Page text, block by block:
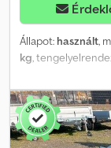
Állapot: használt,
kg,
raktérmagasság:
magasság:2 015
500 kg,
alumínium